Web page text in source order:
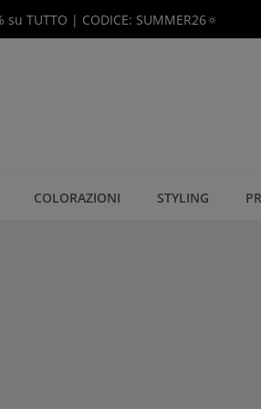
su TUTTO | CODICE: SUMMER26🔅
COLORAZIONI STYLING